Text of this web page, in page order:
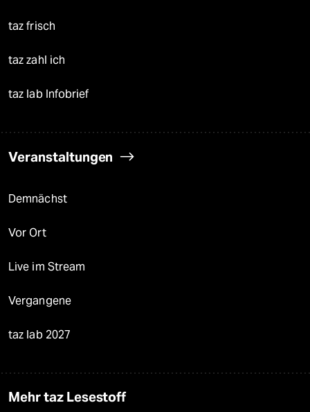
taz frisch
taz zahl ich
taz lab Infobrief
Veranstaltungen
Demnächst
Vor Ort
Live im Stream
Vergangene
taz lab 2027
Mehr taz Lesestoff